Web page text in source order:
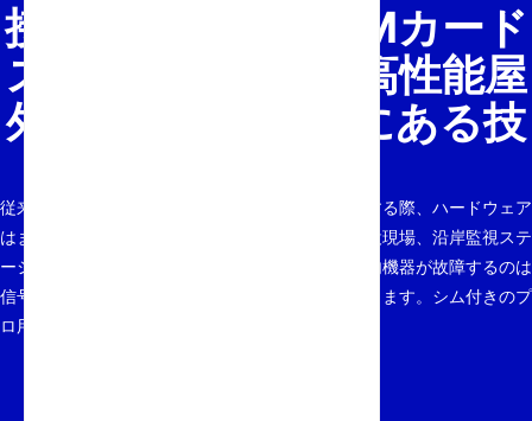
接続性の防水化:SIMカード
スロットを備えた高性能屋
外ルーターの背後にある技
従来のオフィスの枠を超えてネットワークを拡張する際、ハードウェア
はまったく異なる物理現象に直面します。屋外建設現場、沿岸監視ステ
ーション、農業拠点などの環境では、標準的な屋内機器が故障するのは
信号強度だけでなく、環境負荷によるものでもあります。シム付きのプ
ロ用屋外ルーター...